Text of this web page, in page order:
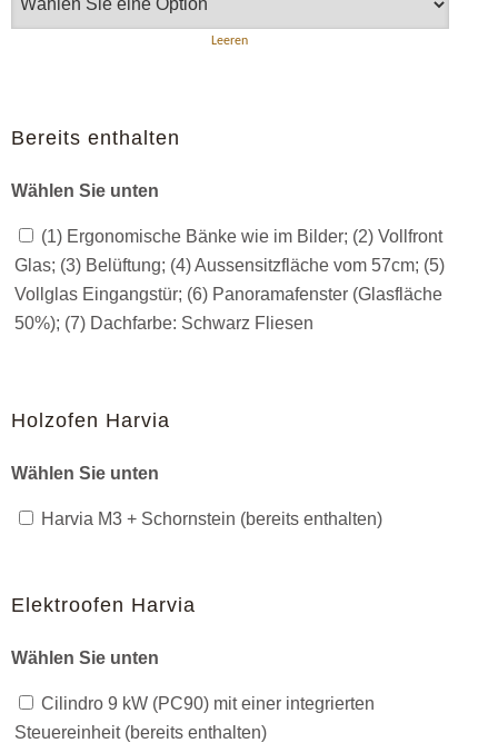
Leeren
Bereits enthalten
Wählen Sie unten
(1) Ergonomische Bänke wie im Bilder; (2) Vollfront
Glas; (3) Belüftung; (4) Aussensitzfläche vom 57cm; (5)
Vollglas Eingangstür; (6) Panoramafenster (Glasfläche
50%); (7) Dachfarbe: Schwarz Fliesen
Holzofen Harvia
Wählen Sie unten
Harvia M3 + Schornstein (bereits enthalten)
Elektroofen Harvia
Wählen Sie unten
Cilindro 9 kW (PC90) mit einer integrierten
Steuereinheit (bereits enthalten)